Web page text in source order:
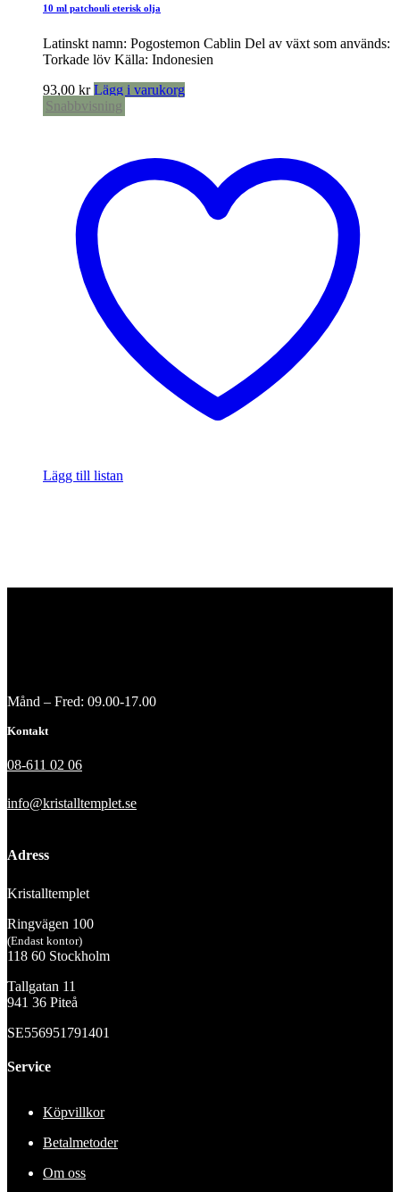
10 ml patchouli eterisk olja
Latinskt namn: Pogostemon Cablin Del av växt som används:
Torkade löv Källa: Indonesien
93,00 kr Lägg i varukorg
Snabbvisning
Lägg till listan
Månd – Fred: 09.00-17.00
Kontakt
08-611 02 06
info@kristalltemplet.se
Adress
Kristalltemplet
Ringvägen 100
(Endast kontor)
118 60 Stockholm
Tallgatan 11
941 36 Piteå
SE556951791401
Service
Köpvillkor
Betalmetoder
Om oss